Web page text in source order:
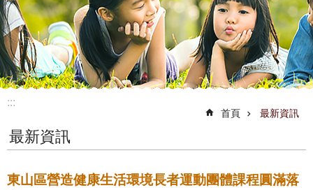
:::
首頁 最新資訊
最新資訊
東山區營造健康生活環境長者運動團體課程圓滿落